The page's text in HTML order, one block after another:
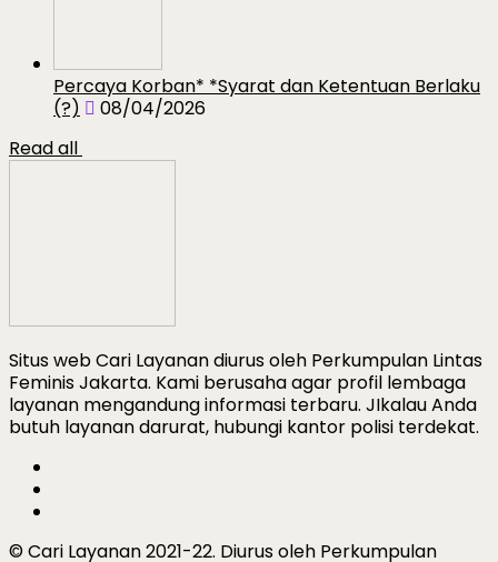
Percaya Korban* *Syarat dan Ketentuan Berlaku
(?)
08/04/2026
Read all
Situs web Cari Layanan diurus oleh Perkumpulan Lintas
Feminis Jakarta. Kami berusaha agar profil lembaga
layanan mengandung informasi terbaru. JIkalau Anda
butuh layanan darurat, hubungi kantor polisi terdekat.
© Cari Layanan 2021-22. Diurus oleh Perkumpulan